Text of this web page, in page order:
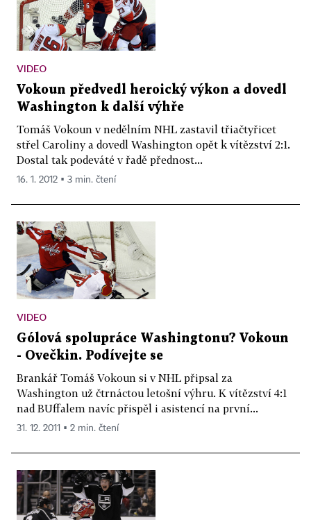
VIDEO
Vokoun předvedl heroický výkon a dovedl
Washington k další výhře
Tomáš Vokoun v nedělním NHL zastavil třiačtyřicet
střel Caroliny a dovedl Washington opět k vítězství 2:1.
Dostal tak podeváté v řadě přednost...
16. 1. 2012 ▪ 3 min. čtení
VIDEO
Gólová spolupráce Washingtonu? Vokoun
- Ovečkin. Podívejte se
Brankář Tomáš Vokoun si v NHL připsal za
Washington už čtrnáctou letošní výhru. K vítězství 4:1
nad BUffalem navíc přispěl i asistencí na první...
31. 12. 2011 ▪ 2 min. čtení